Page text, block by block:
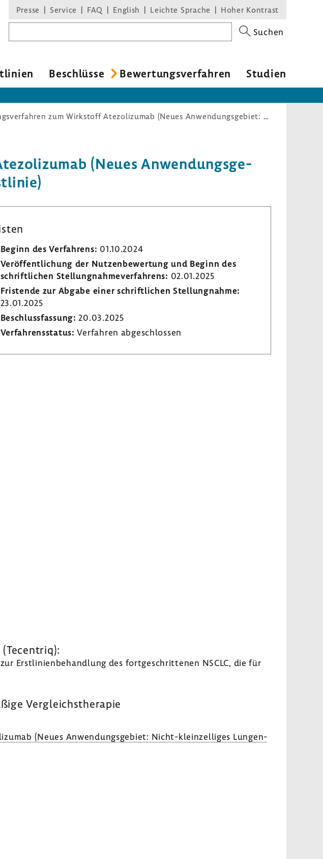
Presse Service FAQ English Leichte Sprache Hoher Kontrast
Suchen
Beschlüsse Bewer­tungs­ver­fahren Studien
Nutzenbewertungsverfahren zum Wirkstoff Atezolizumab (Neues Anwendungsgebiet: Nicht-kleinzelliges Lungenkarzinom, Erstlinie)
(Neues Anwen­dungs­ge­
Beginn des Verfah­rens: 01.10.2024
Veröf­fent­li­chung der Nutzen­be­wer­tung und Beginn des
schrift­li­chen Stel­lung­nah­me­ver­fah­rens: 02.01.2025
Fris­tende zur Abgabe einer schrift­li­chen Stel­lung­nahme:
23.01.2025
Beschluss­fas­sung: 20.03.2025
Verfah­rens­status: Verfahren abge­schlossen
Erst­li­ni­en­be­hand­lung des fort­ge­schrit­tenen NSCLC, die für
Vergleichs­the­rapie
(Neues Anwen­dungs­ge­biet: Nicht-​kleinzelliges Lungen­